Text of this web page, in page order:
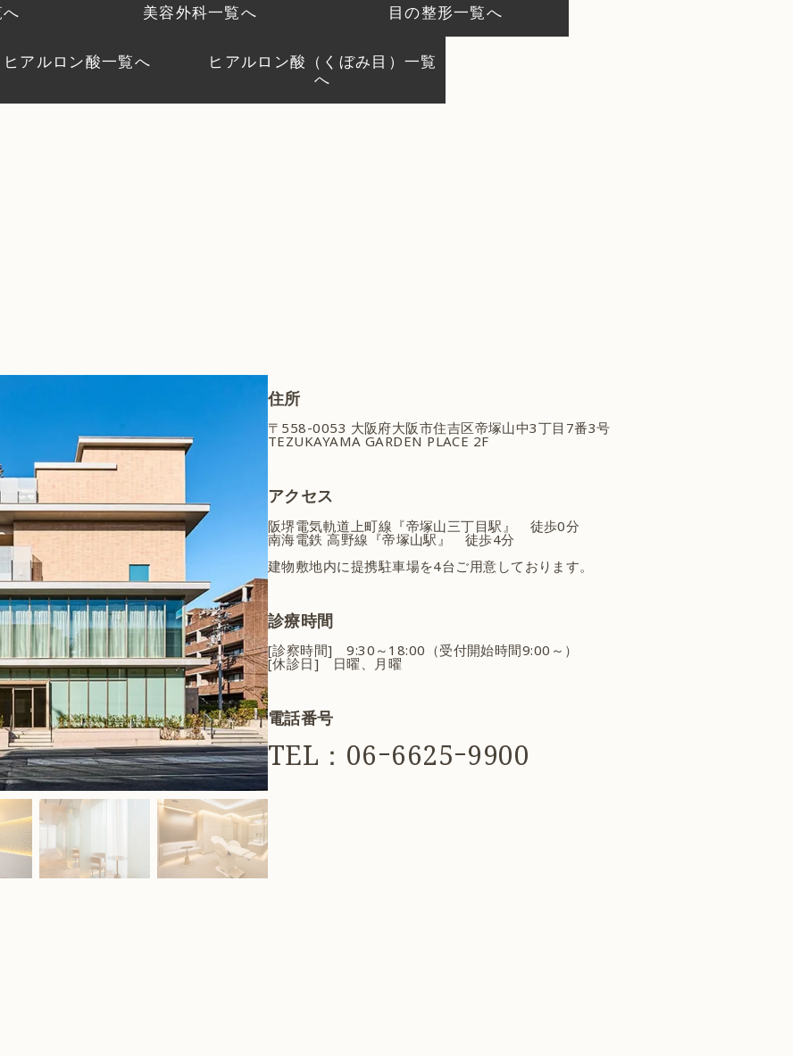
美容外科一覧へ 目の整形一覧へ
ヒアルロン酸一覧へ
ヒアルロン酸（くぼみ目）一覧
へ
住所
〒558-0053 大阪府大阪市住吉区帝塚山中3丁目7番3号
TEZUKAYAMA GARDEN PLACE 2F
アクセス
阪堺電気軌道上町線『帝塚山三丁目駅』 徒歩0分
南海電鉄 高野線『帝塚山駅』 徒歩4分
建物敷地内に提携駐車場を4台ご用意しております。
診療時間
[診察時間] 9:30～18:00（受付開始時間9:00～）
[休診日] 日曜、月曜
電話番号
TEL：06ｰ6625ｰ9900